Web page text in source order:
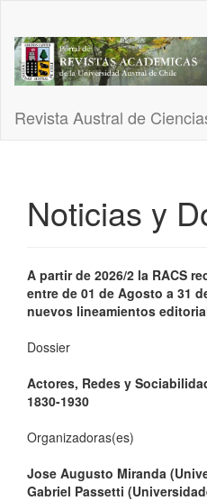
Contenido
principal
Barra
Revista Austral de
Noticias y
A partir de 2026/2 la RACS
entre de 01 de Agosto a 31
nuevos lineamientos
Dossier
Actores, Redes y
1830-1930
Organizadoras(es)
Jose Augusto Miranda
Gabriel Passetti